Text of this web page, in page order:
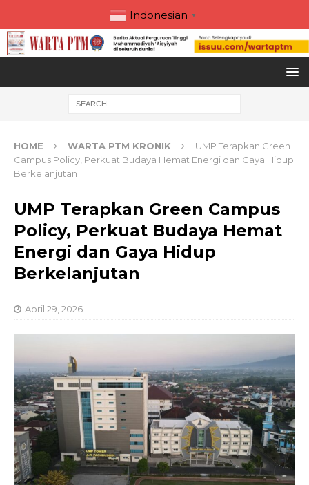
Indonesian ▼
HOME WARTA PTM KRONIK
UMP Terapkan Green
Campus Policy, Perkuat Budaya Hemat Energi dan Gaya Hidup
Berkelanjutan
UMP Terapkan Green Campus
Policy, Perkuat Budaya Hemat
Energi dan Gaya Hidup
Berkelanjutan
April 29, 2026